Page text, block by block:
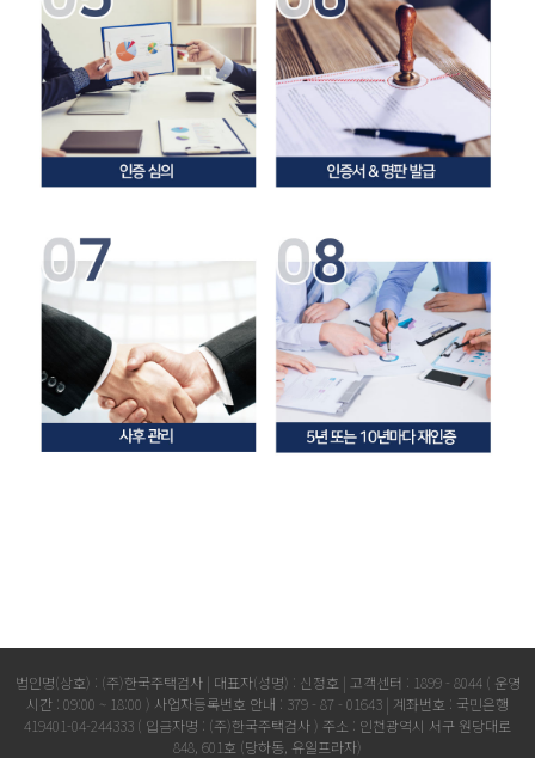
법인명(상호) : (주)한국주택검사 | 대표자(성명) : 신정호 | 고객센터 : 1899 - 8044 ( 운영
시간 : 09:00 ~ 18:00 ) 사업자등록번호 안내 : 379 - 87 - 01643 | 계좌번호 : 국민은행
419401-04-244333 ( 입금자명 : (주)한국주택검사 ) 주소 : 인천광역시 서구 원당대로
848, 601호 (당하동, 유일프라자)